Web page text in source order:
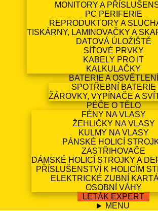
MONITORY A
PC PERIFERIE
REPRODUKTORY A
TISKÁRNY, LAMINOVAČKY A
DATOVÁ ÚLOŽIŠTĚ
SÍŤOVÉ PRVKY
KABELY PRO IT
KALKULAČKY
BATERIE A OSVĚTLENÍ
SPOTŘEBNÍ BATERIE
ŽÁROVKY, VYPÍNAČE A
PÉČE O TĚLO
FÉNY NA VLASY
ŽEHLIČKY NA VLASY
KULMY NA VLASY
PÁNSKÉ HOLICÍ
ZASTŘIHOVAČE
DÁMSKÉ HOLICÍ STROJKY A
PŘÍSLUŠENSTVÍ K HOLICÍM
ELEKTRICKÉ ZUBNÍ
OSOBNÍ VÁHY
LETÁK EXPERT
MENU